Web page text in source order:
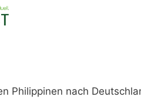
Philippinen nach